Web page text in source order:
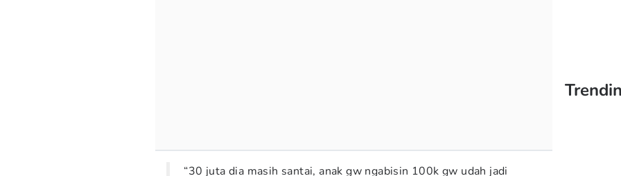
“30 juta dia masih santai, anak gw ngabisin 100k gw udah jadi